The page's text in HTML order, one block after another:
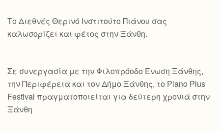
Το Διεθνές Θερινό Ινστιτούτο Πιάνου σας
καλωσορίζει και φέτος στην Ξάνθη.
Σε συνεργασία με την Φιλοπρόοδο Ένωση Ξάνθης,
την Περιφέρεια και τον Δήμο Ξάνθης, το Piano Plus
Festival πραγματοποιείται για δεύτερη χρονιά στην
Ξάνθη